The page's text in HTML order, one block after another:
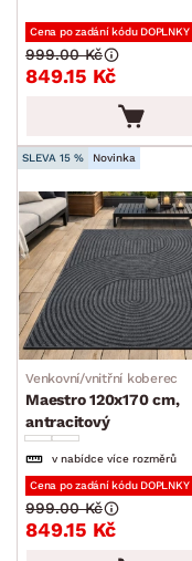
Cena po zadání kódu DOPLNKY
849.15 Kč
999.00 Kč
SLEVA 15 % Novinka
Venkovní/vnitřní koberec
Maestro 120x170 cm,
antracitový
v nabídce více rozměrů
Cena po zadání kódu DOPLNKY
849.15 Kč
999.00 Kč